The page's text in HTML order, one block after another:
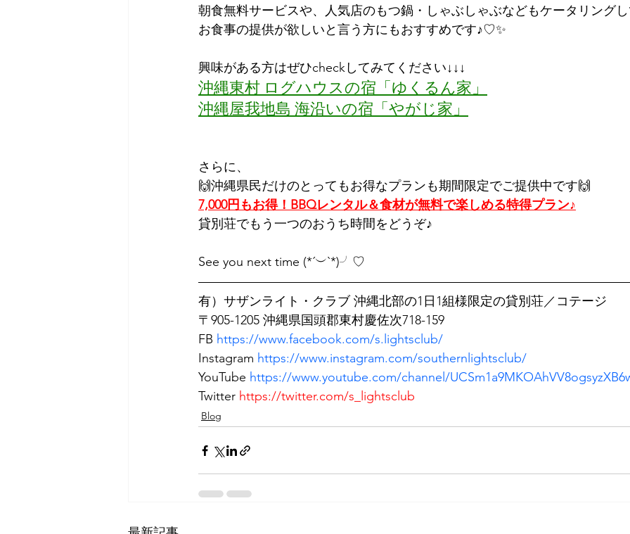
朝食無料サービスや、人気店のもつ鍋・しゃぶしゃぶなどもケータリング
お食事の提供が欲しいと言う方にもおすすめです♪♡✨
興味がある方はぜひcheckしてみてください↓↓↓
沖縄東村 ログハウスの宿「ゆくるん家」
沖縄屋我地島 海沿いの宿「やがじ家」
さらに、
🙌沖縄県民だけのとってもお得なプランも期間限定でご提供中です🙌
7,000円もお得！BBQレンタル＆食材が無料で楽しめる特得プラン♪
貸別荘でもう一つのおうち時間をどうぞ♪
See you next time (*´︶`*)╯♡
有）サザンライト・クラブ 沖縄北部の1日1組様限定の貸別荘／コテージ
〒905-1205 沖縄県国頭郡東村慶佐次718-159
FB https://www.facebook.com/s.lightsclub/
Instagram https://www.instagram.com/southernlightsclub/
YouTube https://www.youtube.com/channel/
Twitter https://twitter.com/s_lightsclub
Blog